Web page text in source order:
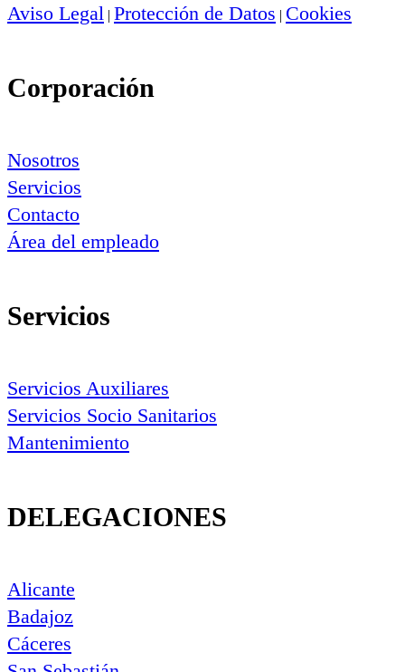
Aviso Legal | Protección de Datos | Cookies
Corporación
Nosotros
Servicios
Contacto
Área del empleado
Servicios
Servicios Auxiliares
Servicios Socio Sanitarios
Mantenimiento
DELEGACIONES
Alicante
Badajoz
Cáceres